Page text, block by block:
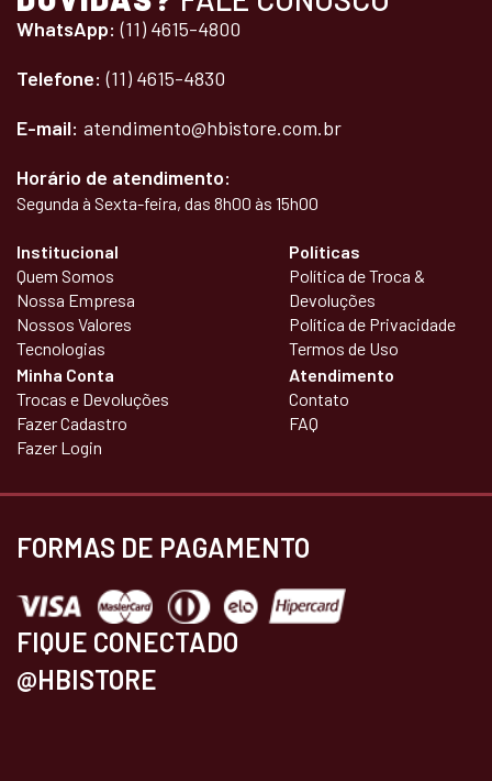
WhatsApp: (11) 4615-4800
Telefone: (11) 4615-4830
E-mail: atendimento@hbistore.com.br
Horário de atendimento:
Segunda à Sexta-feira, das 8h00 às 15h00
Institucional
Quem Somos
Nossa Empresa
Nossos Valores
Tecnologias
Políticas
Política de Troca &
Devoluções
Política de Privacidade
Termos de Uso
Minha Conta
Trocas e Devoluções
Fazer Cadastro
Fazer Login
Atendimento
Contato
FAQ
FORMAS DE PAGAMENTO
FIQUE CONECTADO
@HBISTORE